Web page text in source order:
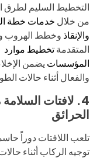
التخطيط السليم لطرق
من خلال خدمات خطة
والإنقاذوخطط الهروب
المتقدمةتخطيط موارد
المؤسساتيضمن الإخلاء
والفعال أثناء حالات
4. لافتات السلامة
الحرائق
تلعب اللافتات دوراً
توجيه الركاب أثناء حالات